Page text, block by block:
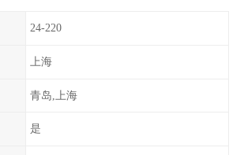
24-220
上海
青岛,上海
是